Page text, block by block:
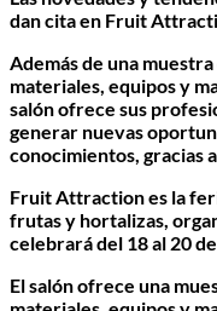
dan cita en Fruit
Además de una
materiales, equipos y
salón ofrece sus
generar nuevas
conocimientos, gracias
Fruit Attractiones la
frutas y hortalizas,
celebrará del 18 al 20
El salón ofrece una